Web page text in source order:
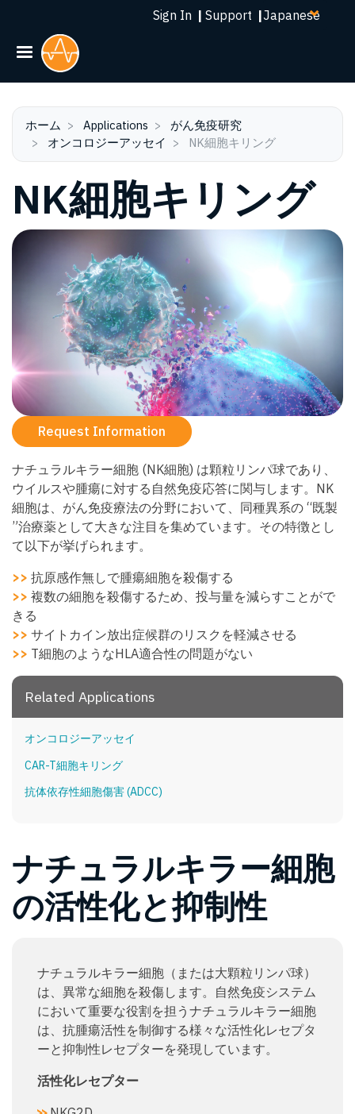
メ
ン
ン
ツ
動
Sign In | Support |Select
ホーム Applications
がん免疫研究
オンコロジーアッセイ
NK細胞キリング
NK細胞キリング
Request Information
ナチュラルキラー細胞 (NK細胞) は顆粒リンパ球であり、
ウイルスや腫瘍に対する自然免疫応答に関与します。NK
細胞は、がん免疫療法の分野において、同種異系の “既製
”治療薬として大きな注目を集めています。その特徴とし
て以下が挙げられます。
>> 抗原感作無しで腫瘍細胞を殺傷する
>> 複数の細胞を殺傷するため、投与量を減らすことがで
きる
>> サイトカイン放出症候群のリスクを軽減させる
>> T細胞のようなHLA適合性の問題がない
Related Applications
オンコロジーアッセイ
CAR-T細胞キリング
抗体依存性細胞傷害 (ADCC)
ナチュラルキラー細胞
の活性化と抑制性
ナチュラルキラー細胞（または大顆粒リンパ球）
は、異常な細胞を殺傷します。自然免疫システム
において重要な役割を担うナチュラルキラー細胞
は、抗腫瘍活性を制御する様々な活性化レセプタ
ーと抑制性レセプターを発現しています。
活性化レセプター​